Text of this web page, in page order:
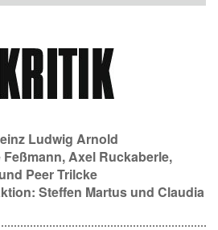
Ludwig Arnold
Feßmann,Axel Ruckaberle,
und Peer Trilcke
Steffen Martus und Claudia